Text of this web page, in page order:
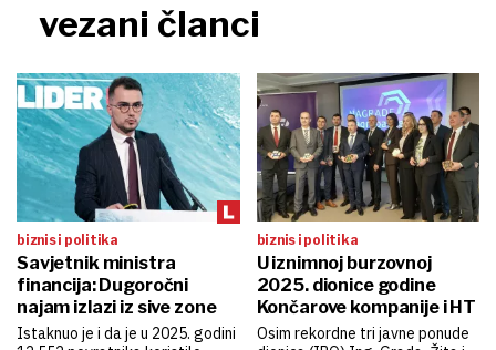
vezani članci
biznis i politika
Savjetnik ministra
financija: Dugoročni
najam izlazi iz sive zone
Istaknuo je i da je u 2025. godini
biznis i politika
U iznimnoj burzovnoj
2025. dionice godine
Končarove kompanije i HT
Osim rekordne tri javne ponude